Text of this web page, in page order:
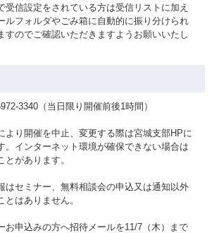
受信設定をされている方は受信リストに加え
ルフォルダやごみ箱に自動的に振り分けられ
すのでご確認いただきますようお願いいたし
3340（当日限り開催前後1時間）
より開催を中止、変更する際は宮城支部HPに
。インターネット環境が確保できない場合は
があります。
はセミナー、無料相談会の申込又は通知以外
はありません。
お申込みの方へ招待メールを11/7（木）まで